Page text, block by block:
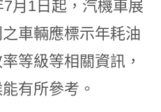
月1日起，汽機車展
車輛應標示年耗油
等級等相關資訊，
有所參考。